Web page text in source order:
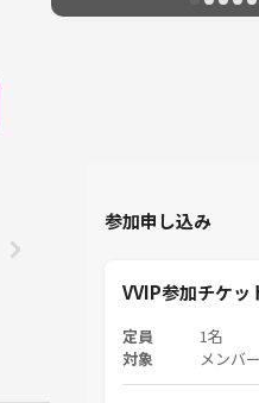
参加申し込み
VVIP参加チケッ
定員 1名
対象 メンバ